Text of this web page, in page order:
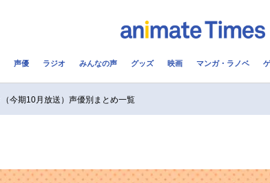
アニメ映画一覧
声優 ラジオ みんなの声 グッズ 映画 マンガ・ラノベ
今期10月放送）声優別まとめ一覧